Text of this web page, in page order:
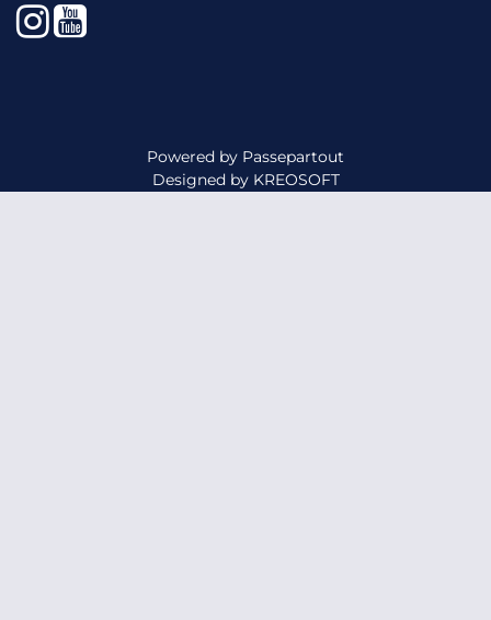
Instagram
YouTube
Powered by Passepartout
Designed by KREOSOFT